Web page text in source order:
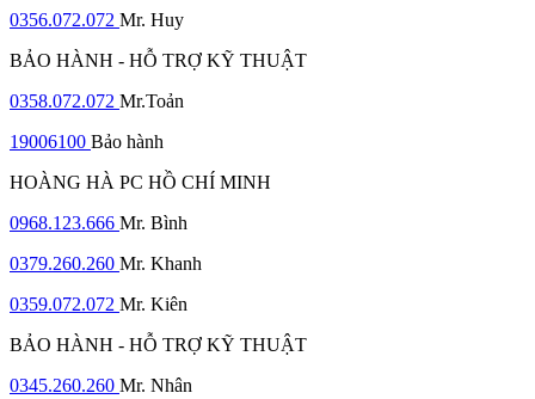
0356.072.072 Mr. Huy
BẢO HÀNH - HỖ TRỢ KỸ THUẬT
0358.072.072 Mr.Toản
19006100 Bảo hành
HOÀNG HÀ PC HỒ CHÍ MINH
0968.123.666 Mr. Bình
0379.260.260 Mr. Khanh
0359.072.072 Mr. Kiên
BẢO HÀNH - HỖ TRỢ KỸ THUẬT
0345.260.260 Mr. Nhân